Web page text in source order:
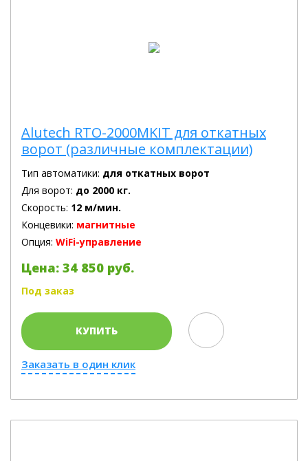
Alutech RTO-2000MKIT для откатных
ворот (различные комплектации)
Тип автоматики: для откатных ворот
Для ворот: до 2000 кг.
Скорость: 12 м/мин.
Концевики: магнитные
Опция: WiFi-управление
Цена: 34 850 руб.
Под заказ
КУПИТЬ
Заказать в один клик